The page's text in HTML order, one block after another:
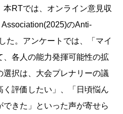
RTでは、オンライン意見収
のAnti-
た。アンケートでは、「マイ
、各人の能力発揮可能性の拡
択は、大会プレナリーの議
評価したい」、「日頃悩ん
きた」といった声が寄せら